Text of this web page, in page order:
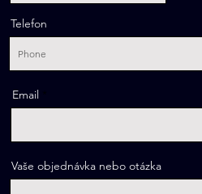
Telefon
Email
Vaše objednávka nebo otázka